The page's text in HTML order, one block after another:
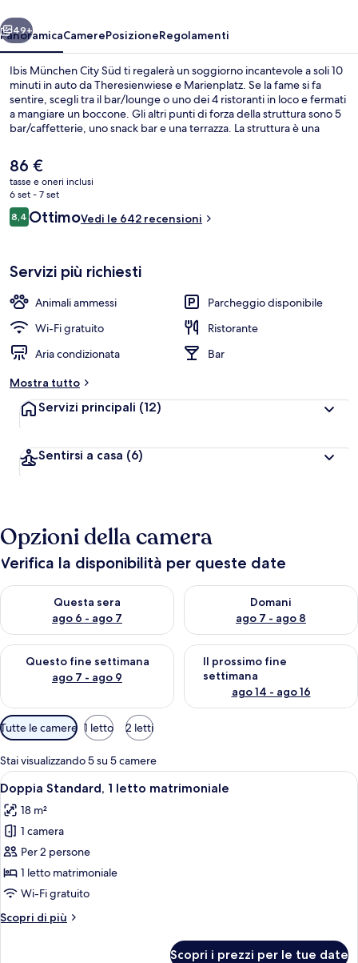
Avanti
49+
PanoramicaCamerePosizioneRegolamenti
Ibis München City Süd ti regalerà un soggiorno incantevole a soli 10
minuti in auto da Theresienwiese e Marienplatz. Se la fame si fa
sentire, scegli tra il bar/lounge o uno dei 4 ristoranti in loco e fermati
a mangiare un boccone. Gli altri punti di forza della struttura sono 5
bar/caffetterie, uno snack bar e una terrazza. La struttura è una
Tegernseer Landstraße si trova a 2 min a piedi e Wettersteinplatz U-
Bahn a 6.
Il
prezzo
attuale
è
86 €
86 €
tasse e oneri inclusi
6 set - 7 set
Recensioni
8,48,4 su 10
OttimoVedi le 642 recensioni
Servizi più richiesti
Animali ammessi
Parcheggio disponibile
Wi-Fi gratuito
Ristorante
Aria condizionata
Bar
Mostra tutto
Servizi principali (12)
Sentirsi a casa (6)
Opzioni della camera
Verifica la disponibilità per queste date
Questa sera
ago 6 - ago 7
Verifica la disponibilità per questa sera, ago 6 - ago 7
Domani
ago 7 - ago 8
Verifica la disponibilità per
Questo fine settimana
ago 7 - ago 9
Verifica la disponibilità per questo fine settimana, ago 7 - ago
Il prossimo fine
settimana
ago 14 - ago 16
Verifica la disponibilità per il
Filtri
disponibili
per
le
camere
Tutte le camere 1 letto 2 letti
Stai visualizzando 5 su 5 camere
Apri
tutte
le
foto
per
Doppia
Standard,
letto
Un bagno con lavandino bianco,
7
Doppia Standard, 1 letto matrimoniale
18 m²
1 camera
Per 2 persone
1 letto matrimoniale
Wi-Fi gratuito
Scopri di più
Altri
Scopri i prezzi per le tue date